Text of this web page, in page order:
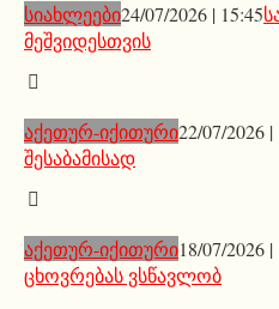
სიახლეები24/07/2026 | 15:45
მეშვიდესთვის
აქეთურ-იქითური22/07/2026 |
შესაბამისად
აქეთურ-იქითური18/07/2026 |
ცხოვრებას ვსწავლობ